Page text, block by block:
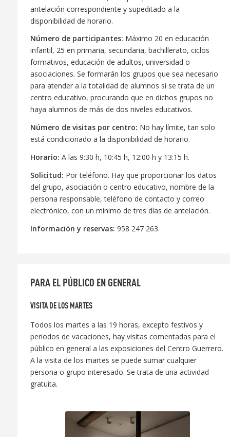
antelación correspondiente y supeditado a la
disponibilidad de horario.
Número de participantes: Máximo 20 en educación
infantil, 25 en primaria, secundaria, bachillerato, ciclos
formativos, educación de adultos, universidad o
asociaciones. Se formarán los grupos que sea necesario
para atender a la totalidad de alumnos si se trata de un
centro educativo, procurando que en dichos grupos no
haya alumnos de más de dos niveles educativos.
Número de visitas por centro: No hay límite, tan solo
está condicionado a la disponibilidad de horario.
Horario: A las 9:30 h, 10:45 h, 12:00 h y 13:15 h.
Solicitud: Por teléfono. Hay que proporcionar los datos
del grupo, asociación o centro educativo, nombre de la
persona responsable, teléfono de contacto y correo
electrónico, con un mínimo de tres días de antelación.
Información y reservas: 958 247 263.
PARA EL PÚBLICO EN GENERAL
VISITA DE LOS MARTES
Todos los martes a las 19 horas, excepto festivos y
periodos de vacaciones, hay visitas comentadas para el
público en general a las exposiciones del Centro Guerrero.
A la visita de los martes se puede sumar cualquier
persona o grupo interesado. Se trata de una actividad
gratuita.